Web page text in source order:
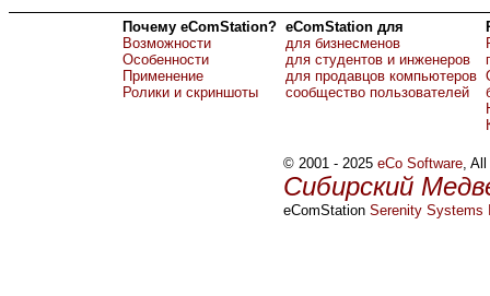
Почему eComStation?
Возможности
Особенности
Применение
Ролики и скриншоты
eComStation для
для бизнесменов
для студентов и инженеров
для продавцов компьютеров
сообщество пользователей
© 2001 - 2025 eCo Software, All
Сибирский
eComStation Serenity Systems